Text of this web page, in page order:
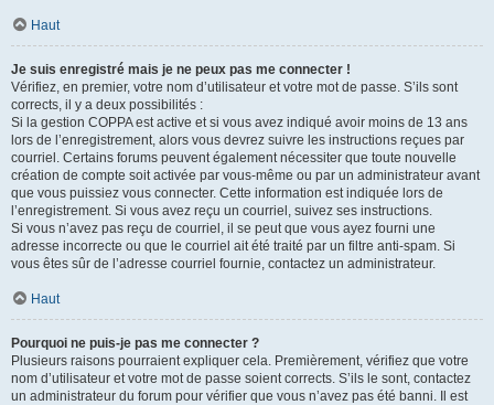
Haut
Je suis enregistré mais je ne peux pas me connecter !
Vérifiez, en premier, votre nom d’utilisateur et votre mot de passe. S’ils sont
corrects, il y a deux possibilités :
Si la gestion COPPA est active et si vous avez indiqué avoir moins de 13 ans
lors de l’enregistrement, alors vous devrez suivre les instructions reçues par
courriel. Certains forums peuvent également nécessiter que toute nouvelle
création de compte soit activée par vous-même ou par un administrateur avant
que vous puissiez vous connecter. Cette information est indiquée lors de
l’enregistrement. Si vous avez reçu un courriel, suivez ses instructions.
Si vous n’avez pas reçu de courriel, il se peut que vous ayez fourni une
adresse incorrecte ou que le courriel ait été traité par un filtre anti-spam. Si
vous êtes sûr de l’adresse courriel fournie, contactez un administrateur.
Haut
Pourquoi ne puis-je pas me connecter ?
Plusieurs raisons pourraient expliquer cela. Premièrement, vérifiez que votre
nom d’utilisateur et votre mot de passe soient corrects. S’ils le sont, contactez
un administrateur du forum pour vérifier que vous n’avez pas été banni. Il est